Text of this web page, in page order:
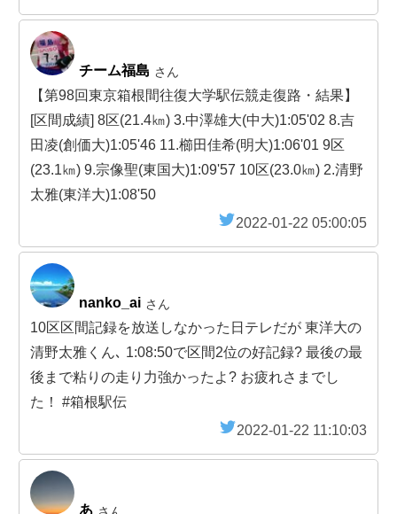
チーム福島 さん
【第98回東京箱根間往復大学駅伝競走復路・結果】
[区間成績] 8区(21.4㎞) 3.中澤雄大(中大)1:05'02 8.吉
田凌(創価大)1:05'46 11.櫛田佳希(明大)1:06'01 9区
(23.1㎞) 9.宗像聖(東国大)1:09'57 10区(23.0㎞) 2.清野
太雅(東洋大)1:08'50
2022-01-22 05:00:05
nanko_ai さん
10区区間記録を放送しなかった日テレだが 東洋大の
清野太雅くん､ 1:08:50で区間2位の好記録? 最後の最
後まで粘りの走り力強かったよ? お疲れさまでし
た！ #箱根駅伝
2022-01-22 11:10:03
あ